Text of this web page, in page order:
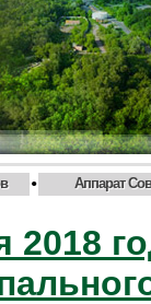
• Аппарат
2018